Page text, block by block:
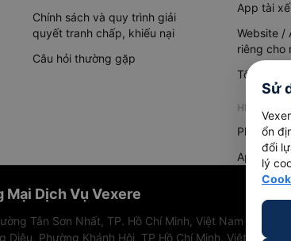
Chính sách và quy trình giải
quyết tranh chấp, khiếu nại
Câu hỏi thường gặp
App tài xế
Website /
riêng cho
Tổng đài AI
HỆ THỐNG
Phần
App quản
Mại Dịch Vụ Vexere
Tân Sơn Nhất, TP. Hồ Chí Minh, Việt Nam
Phường Khánh Hội, TP Hồ Chí Minh, Việt Nam
Sử
ổn
đổi
lý